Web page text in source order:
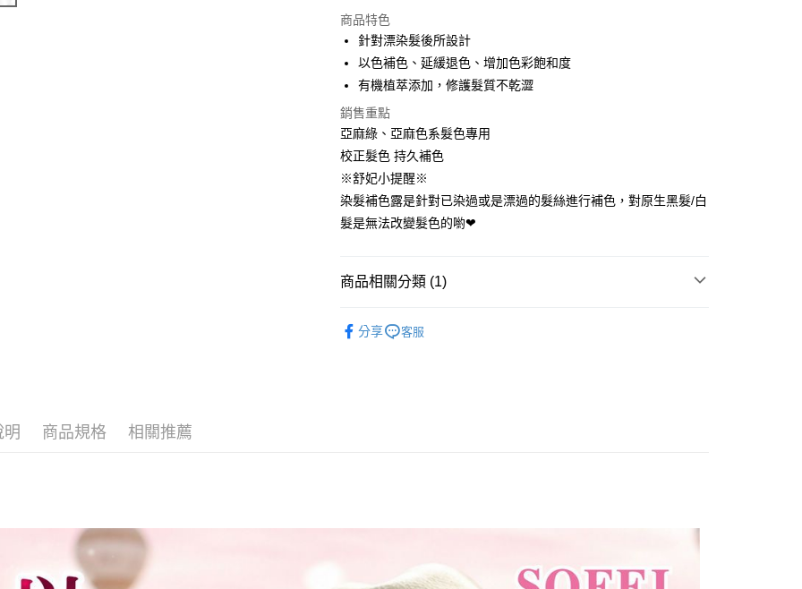
LINE Pay
Apple Pay
悠遊付
相關說明
【關於「AFTEE先享後付」】
AFTEE先享後付是「在收到商品之後才付款」的支付方式。 讓您購物簡單
３．安心：先確認商品／服務後，再付款。
１．於結帳方式選擇「AFTEE先享後付」後，將跳轉至「AFTEE先享後
【注意事項】
求債權轉讓予恩沛科技股份有限公司。
ATM付款
運送方式
每筆NT$80，滿NT$699(含以上)免運費
每筆NT$80，滿NT$699(含以上)免運費
商品特色
針對漂染髮後所設計
以色補色、延緩退色、增加色彩飽和度
有機植萃添加，修護髮質不乾澀
銷售重點
亞麻綠、亞麻色系髮色專用
校正髮色 持久補色
※舒妃小提醒※
染髮補色露是針對已染過或是漂過的髮絲進行補色，對原生黑髮/白
髮是無法改變髮色的喲❤
商品相關分類 (1)
分享
客服
明 商品規格 相關推薦